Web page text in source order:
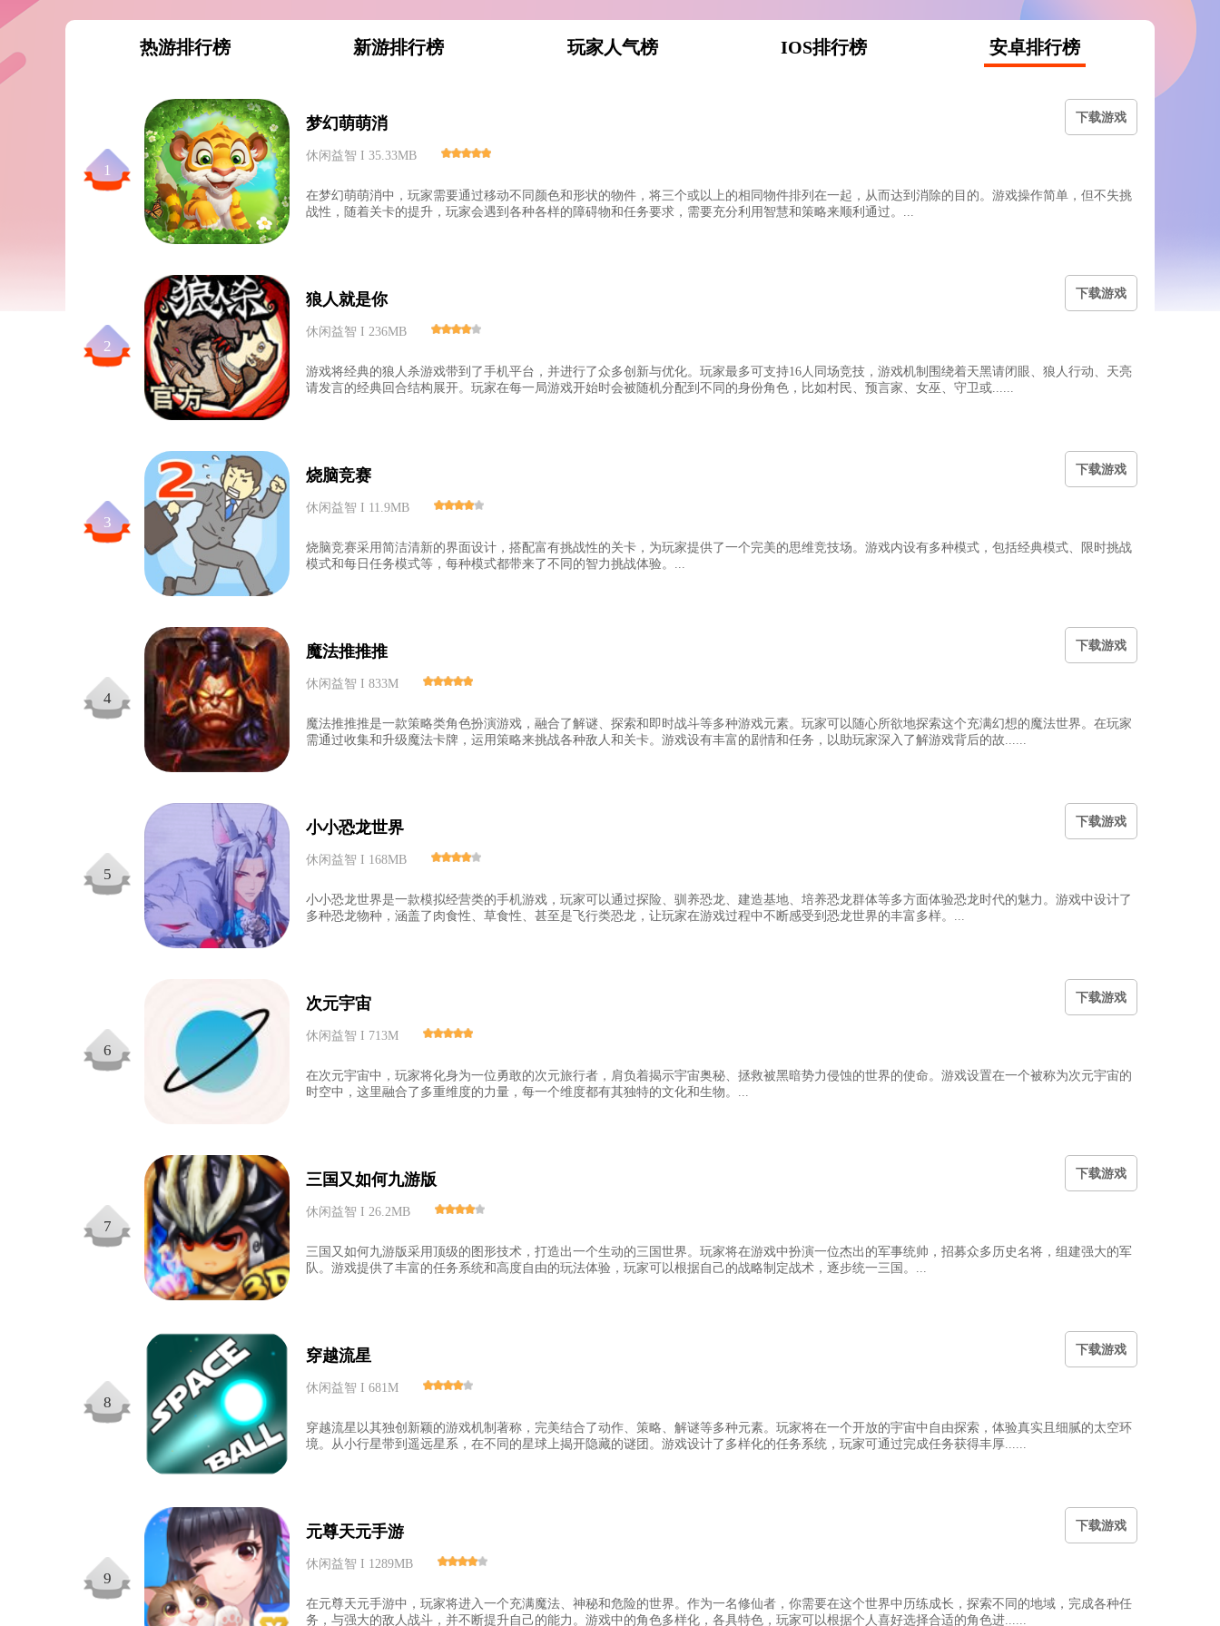
热游排行榜 新游排行榜 玩家人气榜 IOS排行榜 安卓排行榜
1
梦幻萌萌消
休闲益智 I 35.33MB
下载游戏
在梦幻萌萌消中，玩家需要通过移动不同颜色和形状的物件，将三个或以上的相同物件排列在一起，从而达到消除的目的。游戏操作简单，但不失挑
战性，随着关卡的提升，玩家会遇到各种各样的障碍物和任务要求，需要充分利用智慧和策略来顺利通过。...
2
狼人就是你
休闲益智 I 236MB
下载游戏
游戏将经典的狼人杀游戏带到了手机平台，并进行了众多创新与优化。玩家最多可支持16人同场竞技，游戏机制围绕着天黑请闭眼、狼人行动、天亮
请发言的经典回合结构展开。玩家在每一局游戏开始时会被随机分配到不同的身份角色，比如村民、预言家、女巫、守卫或......
3
烧脑竞赛
休闲益智 I 11.9MB
下载游戏
烧脑竞赛采用简洁清新的界面设计，搭配富有挑战性的关卡，为玩家提供了一个完美的思维竞技场。游戏内设有多种模式，包括经典模式、限时挑战
模式和每日任务模式等，每种模式都带来了不同的智力挑战体验。...
4
魔法推推推
休闲益智 I 833M
下载游戏
魔法推推推是一款策略类角色扮演游戏，融合了解谜、探索和即时战斗等多种游戏元素。玩家可以随心所欲地探索这个充满幻想的魔法世界。在玩家
需通过收集和升级魔法卡牌，运用策略来挑战各种敌人和关卡。游戏设有丰富的剧情和任务，以助玩家深入了解游戏背后的故......
5
小小恐龙世界
休闲益智 I 168MB
下载游戏
小小恐龙世界是一款模拟经营类的手机游戏，玩家可以通过探险、驯养恐龙、建造基地、培养恐龙群体等多方面体验恐龙时代的魅力。游戏中设计了
多种恐龙物种，涵盖了肉食性、草食性、甚至是飞行类恐龙，让玩家在游戏过程中不断感受到恐龙世界的丰富多样。...
6
次元宇宙
休闲益智 I 713M
下载游戏
在次元宇宙中，玩家将化身为一位勇敢的次元旅行者，肩负着揭示宇宙奥秘、拯救被黑暗势力侵蚀的世界的使命。游戏设置在一个被称为次元宇宙的
时空中，这里融合了多重维度的力量，每一个维度都有其独特的文化和生物。...
7
三国又如何九游版
休闲益智 I 26.2MB
下载游戏
三国又如何九游版采用顶级的图形技术，打造出一个生动的三国世界。玩家将在游戏中扮演一位杰出的军事统帅，招募众多历史名将，组建强大的军
队。游戏提供了丰富的任务系统和高度自由的玩法体验，玩家可以根据自己的战略制定战术，逐步统一三国。...
8
穿越流星
休闲益智 I 681M
下载游戏
穿越流星以其独创新颖的游戏机制著称，完美结合了动作、策略、解谜等多种元素。玩家将在一个开放的宇宙中自由探索，体验真实且细腻的太空环
境。从小行星带到遥远星系，在不同的星球上揭开隐藏的谜团。游戏设计了多样化的任务系统，玩家可通过完成任务获得丰厚......
9
元尊天元手游
休闲益智 I 1289MB
下载游戏
在元尊天元手游中，玩家将进入一个充满魔法、神秘和危险的世界。作为一名修仙者，你需要在这个世界中历练成长，探索不同的地域，完成各种任
务，与强大的敌人战斗，并不断提升自己的能力。游戏中的角色多样化，各具特色，玩家可以根据个人喜好选择合适的角色进......